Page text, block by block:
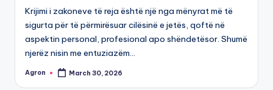
Krijimi i zakoneve të reja është një nga mënyrat më të
sigurta për të përmirësuar cilësinë e jetës, qoftë në
aspektin personal, profesional apo shëndetësor. Shumë
njerëz nisin me entuziazëm…
Posted
Agron March 30, 2026